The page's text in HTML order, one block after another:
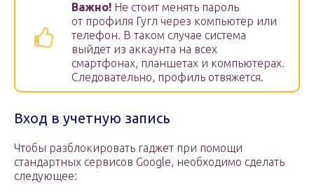
Важно! Не стоит менять пароль
от профиля Гугл через компьютер или
телефон. В таком случае система
выйдет из аккаунта на всех
смартфонах, планшетах и компьютерах.
Следовательно, профиль отвяжется.
Вход в учетную запись
Чтобы разблокировать гаджет при помощи
стандартных сервисов Google, необходимо сделать
следующее: